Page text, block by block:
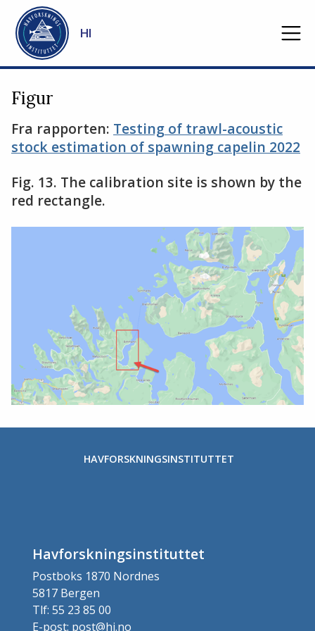
Gå til hovedinnhold
HI
Figur
Fra rapporten: Testing of trawl-acoustic
stock estimation of spawning capelin 2022
Fig. 13. The calibration site is shown by the
red rectangle.
HAVFORSKNINGSINSTITUTTET
Havforskningsinstituttet
Postboks 1870 Nordnes
5817 Bergen
Tlf: 55 23 85 00
E-post: post@hi.no